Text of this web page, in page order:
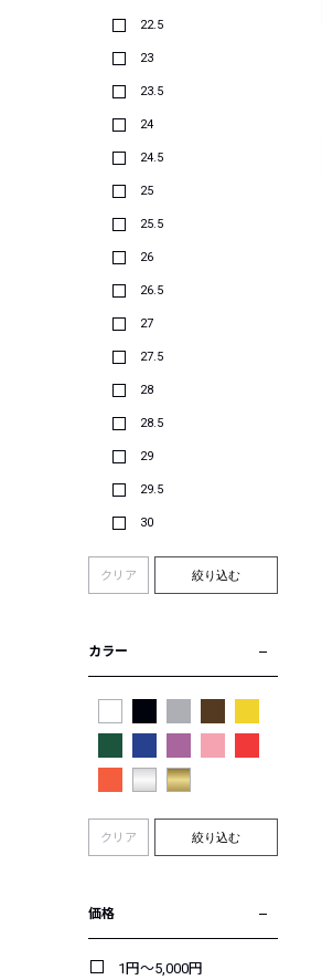
22.5
23
23.5
24
24.5
25
25.5
26
26.5
27
27.5
28
28.5
29
29.5
30
クリア 絞り込む
カラー
クリア 絞り込む
価格
1円～5,000円